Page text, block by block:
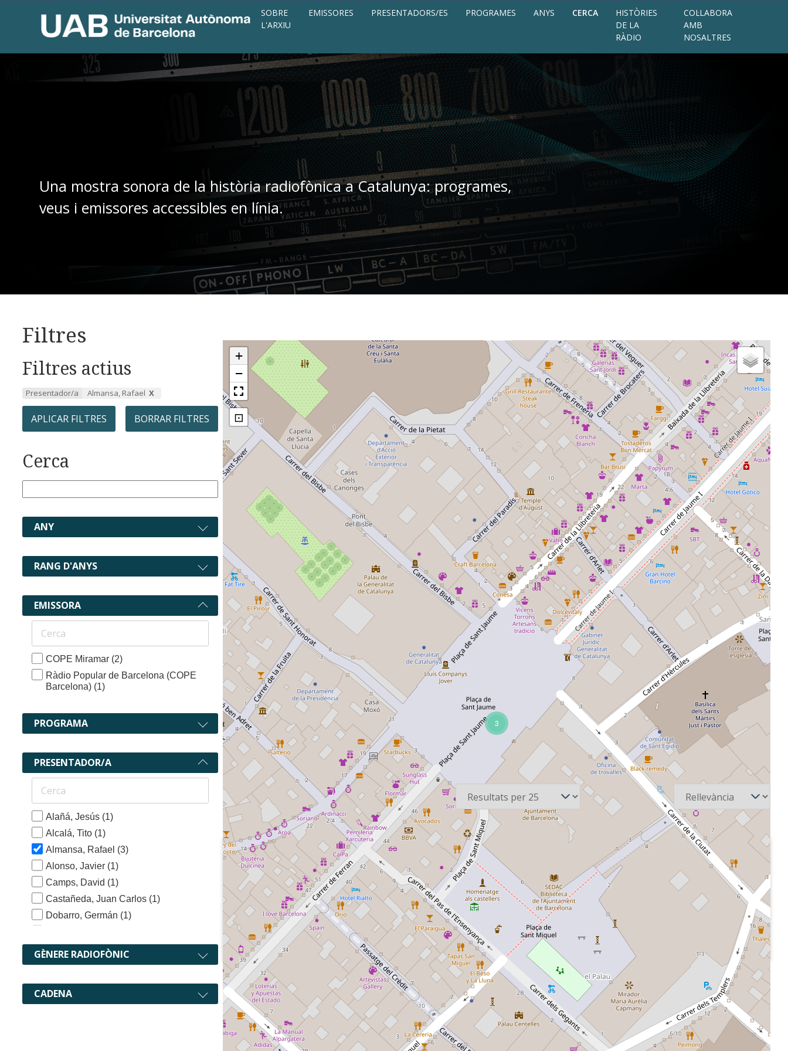
SOBRE
L'ARXIU
EMISSORES PRESENTADORS/ES PROGRAMES ANYS CERCA
HISTÒRIES
DE LA
RÀDIO
COL·LABORA
AMB
NOSALTRES
Una mostra sonora de la història radiofònica a Catalunya: programes,
veus i emissores accessibles en línia.
Filtres
Filtres actius
Presentador/a Almansa, Rafael
APLICAR FILTRES BORRAR FILTRES
Cerca
ANY
RANG D'ANYS
EMISSORA
COPE Miramar (2)
Ràdio Popular de Barcelona (COPE
Barcelona) (1)
PROGRAMA
PRESENTADOR/A
Alañá, Jesús (1)
Alcalá, Tito (1)
Almansa, Rafael (3)
Alonso, Javier (1)
Camps, David (1)
Castañeda, Juan Carlos (1)
Dobarro, Germán (1)
Estrada, Manuel
Fernández, Luis(2)
García de Loza, Raúl
GÈNERE RADIOFÒNIC
CADENA
3
+
−
⊡
3 recursos Per pàgina Ordena
1997-05-25
Cadena COPE -
Tiempo de juego
Informació del partit
Atlético de Madrid -
Extremadura,
connexions amb
diversos camps de
futbol. Valoració
arbitral d'una jugada
del partit Athletic Club
- Real Madrid.
Informació de l'Atlético
de Madrid -
1997-05-25
Cadena COPE -
Tiempo de juego
Roda de partits de
futbol de la primera i
segona divisió de
futbol masculí amb els
resultats. Gol a
Tenerife i gol de
l'Atlético de Madrid.
Narració del partit
Sevilla - Rayo
Vallecano. Connexions
amb els partits Alavés-
2000-05-14
Cadena COPE -
Tiempo de juego
Connexió amb els
partit Betis -Real
Vallecano -Oviedo.
Hora, ronda
informativa dels
partits de futbol maculí
de primera i segona
divisió. La millor
jugada. Gol del Rayo
Vallecano. Situació de